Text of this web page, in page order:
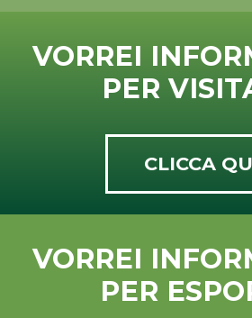
VORREI
PER
CLICCA
VORREI
PER